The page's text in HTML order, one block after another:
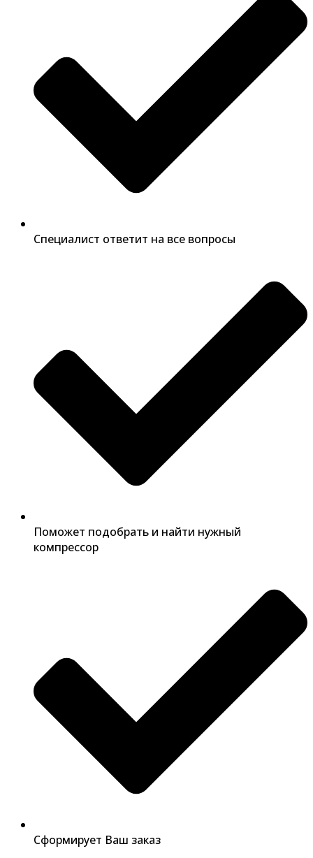
Специалист ответит на все вопросы
Поможет подобрать и найти нужный
компрессор
Сформирует Ваш заказ